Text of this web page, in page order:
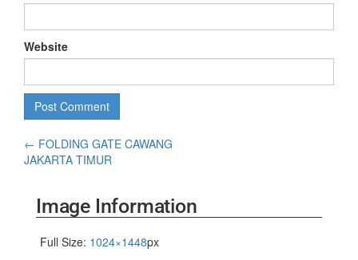
Website
← FOLDING GATE CAWANG
JAKARTA TIMUR
Image Information
Full Size: 1024×1448px